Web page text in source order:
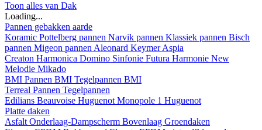
Toon alles van Dak
Loading...
Pannen gebakken aarde
Koramic Pottelberg pannen Narvik pannen Klassiek pannen Bisch
pannen Migeon pannen Aleonard KeymerAspia
Creaton Harmonica Domino Sinfonie Futura Harmonie New
Melodie Mikado
BMI Pannen BMI Tegelpannen BMI
Terreal Pannen Tegelpannen
Edilians Beauvoise Huguenot Monopole 1 Huguenot
Platte daken
Asfalt Onderlaag-Dampscherm Bovenlaag Groendaken